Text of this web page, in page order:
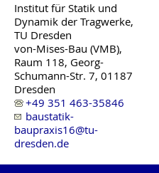
Institut für Statik und
Dynamik der Tragwerke,
TU Dresden
von-Mises-Bau (VMB),
Raum 118, Georg-
Schumann-Str. 7, 01187
Dresden
+49 351 463-35846
baustatik-
baupraxis16@tu-
dresden.de